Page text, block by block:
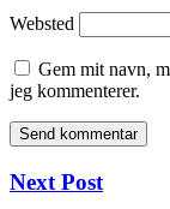
Websted
Gem mit navn,
jeg kommenterer.
Next Post